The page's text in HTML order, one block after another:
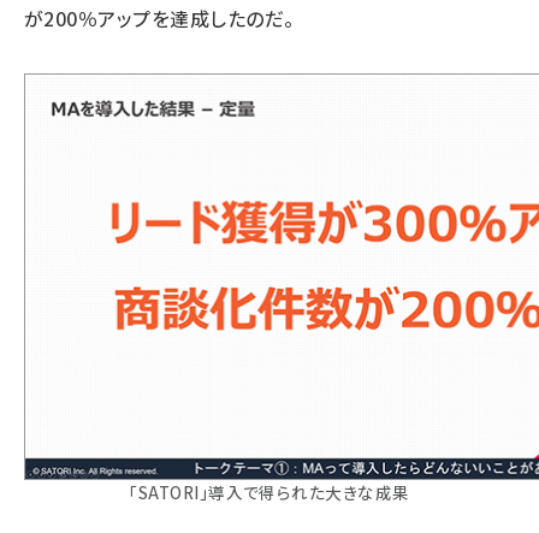
が200％アップを達成したのだ。
「SATORI」導入で得られた大きな成果